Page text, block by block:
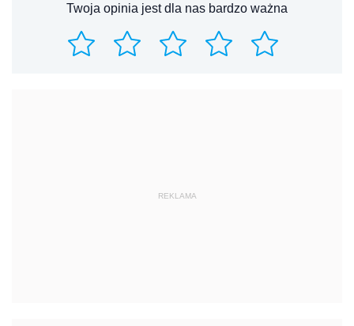
Twoja opinia jest dla nas bardzo ważna
REKLAMA